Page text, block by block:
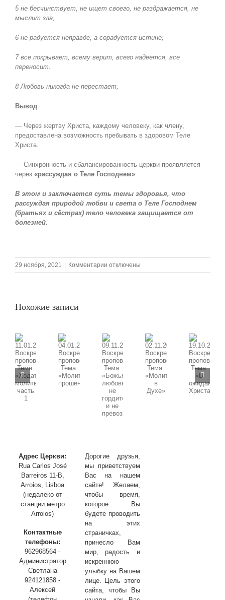
5 не бесчинствует, не ищет своего, не раздражается, не
мыслит зла,
6 не радуется неправде, а сорадуется истине;
7 все покрывает, всему верит, всего надеется, все
переносит.
8 Любовь никогда не перестает,
Вывод:
— Через жертву Христа, каждому человеку, как члену,
предоставлена возможность пребывать в здоровом Теле
Христа.
— Синхронность и сбалансированность церкви проявляется
через «рассуждая о Теле Господнем»
В этом и заключается суть темы здоровья, что
рассуждая природой любви и света о Теле Господнем
(братьях и сёстрах) тело человека защищается от
болезней.
29 ноября, 2021 Комментарии к
записи
Творения
в
служении
Богу:
единство
Тела
Христа»
отключены
Похожие записи
11.01.2026
Воскресная
проповедь,
«Ходатайственная
04.01.2026
Воскресная
проповедь,
09.11.2025
Воскресная
проповедь,
Тема:
«Божья
любовь
превозносится»
02.11.2025
Воскресная
проповедь,
Тема:
19.10.2025
Воскресная
проповедь,
Тема:
Адрес Церкви:
Rua Carlos José
Barreiros 11-B,
Arroios, Lisboa
(недалеко от
станции метро
Arroios)
Контактные
телефоны:
962968564 -
Администратор
Светлана
924121858 -
Алексей
Дорогие друзья,
мы приветствуем
Вас на нашем
сайте! Желаем,
чтобы время,
которое Вы
будете проводить
на этих
страничках,
принесло Вам
мир, радость и
искреннюю
улыбку на Вашем
лице. Цель этого
сайта, чтобы Вы